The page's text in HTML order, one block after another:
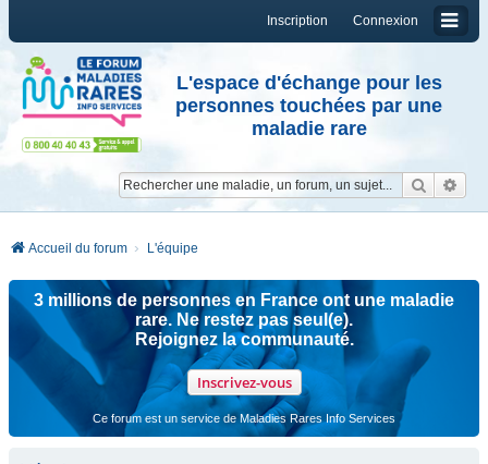
Connexion
Inscription
L'espace d'échange pour les
personnes touchées par une
maladie rare
Accueil du forum L'équipe
3 millions de personnes en France ont une maladie
rare. Ne restez pas seul(e).
Rejoignez la communauté.
Inscrivez-vous
Ce forum est un service de Maladies Rares Info Services